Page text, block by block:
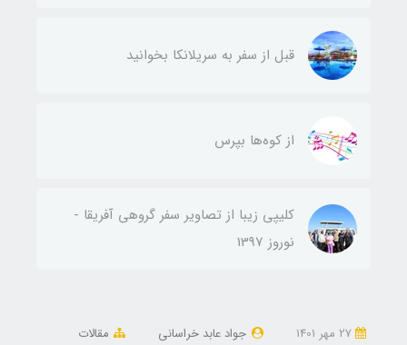
قبل از سفر به سریلانکا بخوانید
از کوه‌ها بپرس
کلیپی زیبا از تصاویر سفر گروهی آفریقا -
نوروز 1397
جواد عابد خراسانی
مقالات